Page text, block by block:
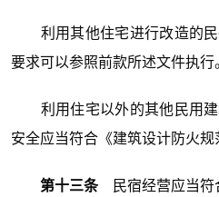
利用其他住宅进行改造的民
要求可以参照前款所述文件执行
利用住宅以外的其他民用建
安全应当符合《建筑设计防火规
第十三条民宿经营应当符